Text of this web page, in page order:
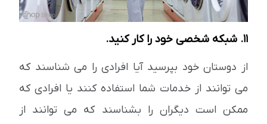
11. شبکه شخصی خود را کار کنید.
از دوستان خود بپرسید آیا افرادی را می شناسند که
می توانند از خدمات شما استفاده کنند یا افرادی که
ممکن است دیگران را بشناسند که می توانند از